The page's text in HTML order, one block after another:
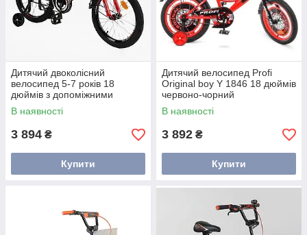
Дитячий двоколісний
велосипед 5-7 років 18
дюймів з допоміжними
колесами для хлопчика
В наявності
3 894 ₴
Купити
Дитячий велосипед Profi
Original boy Y 1846 18 дюймів
червоно-чорний
В наявності
3 892 ₴
Купити